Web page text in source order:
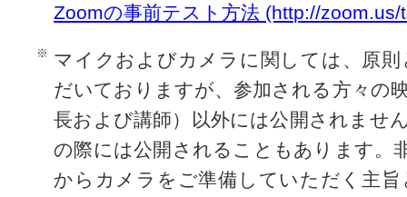
Zoomの事前テスト方法 (http://zoom.us/
マイクおよびカメラに関しては、原
だいておりますが、参加される方々の
長および講師）以外には公開されませ
の際には公開されることもあります。
からカメラをご準備していただく主